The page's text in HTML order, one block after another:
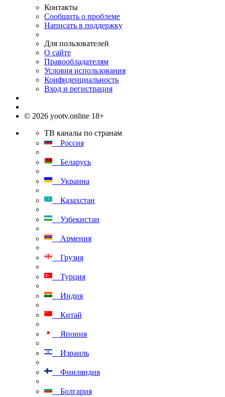
Контакты
Сообщить о проблеме
Написать в поддержку
Для пользователей
О сайте
Правообладателям
Условия использования
Конфиденциальность
Вход и регистрация
© 2026 yootv.online 18+
ТВ каналы по странам
Россия
Беларусь
Украина
Казахстан
Узбекистан
Армения
Грузия
Турция
Индия
Китай
Япония
Израиль
Финляндия
Болгария